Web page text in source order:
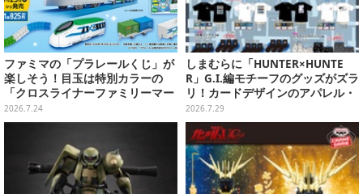
ファミマの「プラレールくじ」が
楽しそう！目玉は特別カラーの
「クロスライナーファミリーマー
ト号」、その他ライナップも注目
2026.7.24
しまむらに「HUNTER×HUNTE
R」G.I.編モチーフのグッズがズラ
リ！カードデザインのアパレル・
雑貨、ゴレイヌの「オレが3人分
になる…」も
2026.7.29